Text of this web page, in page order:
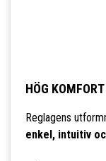
HÖG KOMFORT
Reglagens
enkel, intuitiv